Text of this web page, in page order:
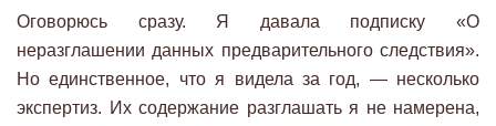
Оговорюсь сразу. Я давала подписку «О
неразглашении данных предварительного следствия».
Но единственное, что я видела за год, — несколько
экспертиз. Их содержание разглашать я не намерена,